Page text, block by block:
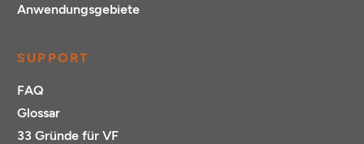
Anwendungsgebiete
SUPPORT
FAQ
Glossar
33 Gründe für VF